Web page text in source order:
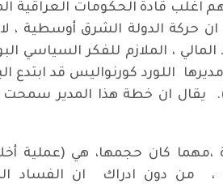
اغلب قادة الحكومات
الدولة الشرق أوسطية ، لا
، الملازم للفكر السياسي
اللورد كورنواليس قد
ان خطة هذا المدير سمحت
،مهما كان حجمها، هي
من دون ادراك ان الفساد